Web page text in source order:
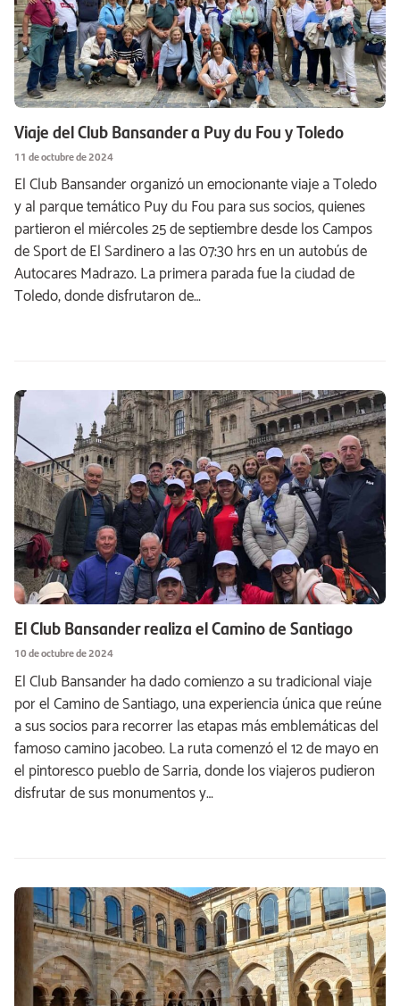
Viaje del Club Bansander a Puy du Fou y Toledo
11 de octubre de 2024
El Club Bansander organizó un emocionante viaje a Toledo
y al parque temático Puy du Fou para sus socios, quienes
partieron el miércoles 25 de septiembre desde los Campos
de Sport de El Sardinero a las 07:30 hrs en un autobús de
Autocares Madrazo. La primera parada fue la ciudad de
Toledo, donde disfrutaron de…
El Club Bansander realiza el Camino de Santiago
10 de octubre de 2024
El Club Bansander ha dado comienzo a su tradicional viaje
por el Camino de Santiago, una experiencia única que reúne
a sus socios para recorrer las etapas más emblemáticas del
famoso camino jacobeo. La ruta comenzó el 12 de mayo en
el pintoresco pueblo de Sarria, donde los viajeros pudieron
disfrutar de sus monumentos y…